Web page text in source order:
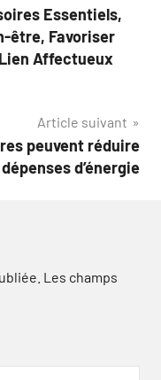
Essentiels,
être, Favoriser
Affectueux
Article suivant
peuvent réduire
d’énergie
Les champs